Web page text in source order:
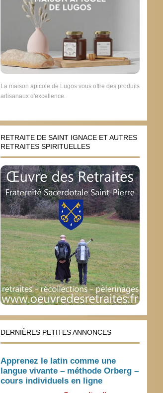
La maison apicole de Lugos vous offre des produits
artisanaux d'excellence.
RETRAITE DE SAINT IGNACE ET AUTRES
RETRAITES SPIRITUELLES
DERNIÈRES PETITES ANNONCES
Apprenez le latin comme une
langue vivante – méthode Orberg –
cours individuels en ligne